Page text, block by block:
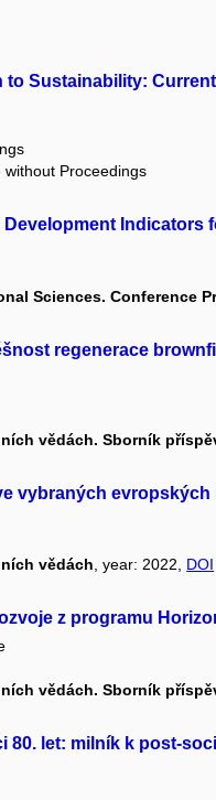
to Sustainability:
Proceedings
Indicators
Sciences. Conference
regenerace
vědách. Sborník
vybraných evropských
vědách, year: 2022, DOI
z programu
vědách. Sborník
80. let: milník k post-